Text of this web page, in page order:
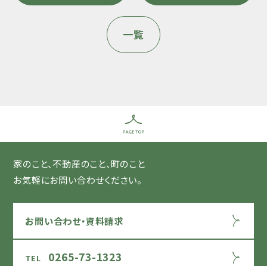
一覧
家のこと、不動産のこと、町のこと
お気軽にお問い合わせください。
お問い合わせ・資料請求
0265-73-1323